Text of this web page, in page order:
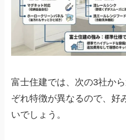
富士住建では、次の3社か
ぞれ特徴が異なるので、好
いでしょう。